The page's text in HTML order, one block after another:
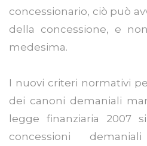
concessionario, ciò può
della concessione, e
medesima.
I nuovi criteri normativi
dei canoni demaniali
legge finanziaria 2007
concessioni